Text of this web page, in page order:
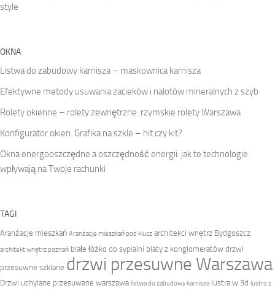
style
OKNA
Listwa do zabudowy karnisza – maskownica karnisza
Efektywne metody usuwania zacieków i nalotów mineralnych z szyb
Rolety okienne – rolety zewnętrzne: rzymskie rolety Warszawa
Konfigurator okien. Grafika na szkle – hit czy kit?
Okna energooszczędne a oszczędność energii: jak te technologie
wpływają na Twoje rachunki
TAGI
Aranżacje mieszkań Aranżacje mieszkań pod klucz architekci wnętrz Bydgoszcz
architekt wnętrz poznań białe łóżko do sypialni blaty z konglomeratów drzwi
przesuwne szklane drzwi przesuwne Warszawa
Drzwi uchylane przesuwane warszawa listwa do zabudowy karnisza lustra w 3d lustro z